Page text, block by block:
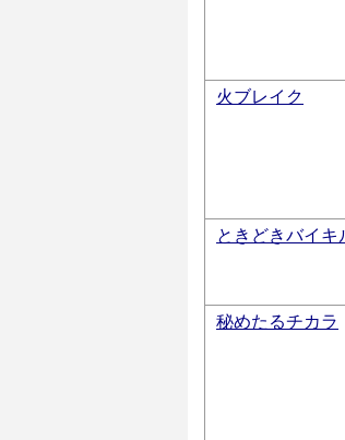
火ブレイク
ときどきバイキ
秘めたるチカラ